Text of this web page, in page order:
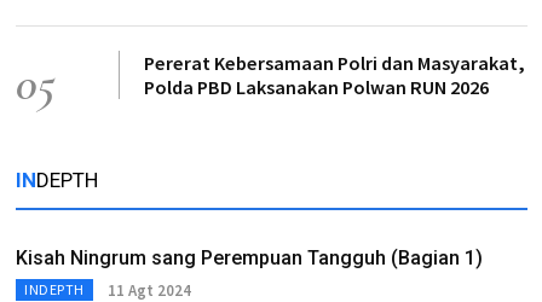
05
Pererat Kebersamaan Polri dan Masyarakat,
Polda PBD Laksanakan Polwan RUN 2026
INDEPTH
Kisah Ningrum sang Perempuan Tangguh (Bagian 1)
INDEPTH 11 Agt 2024